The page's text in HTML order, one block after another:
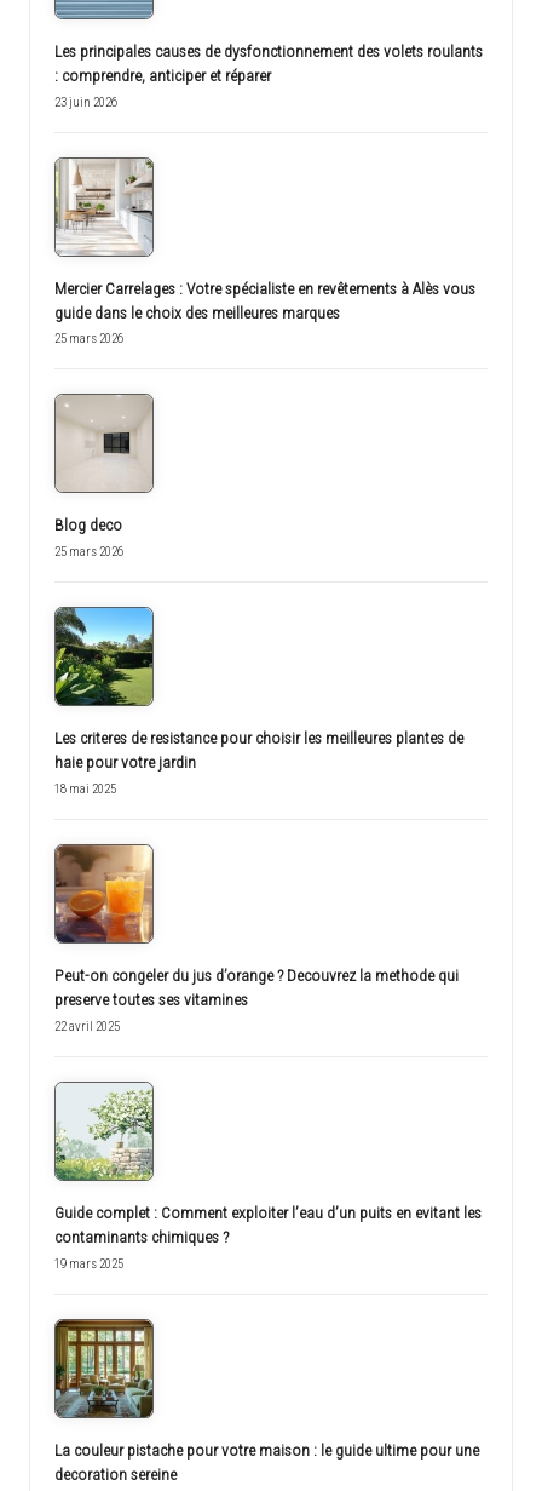
Les principales causes de dysfonctionnement des volets roulants
: comprendre, anticiper et réparer
23 juin 2026
Mercier Carrelages : Votre spécialiste en revêtements à Alès vous
guide dans le choix des meilleures marques
25 mars 2026
Blog deco
25 mars 2026
Les criteres de resistance pour choisir les meilleures plantes de
haie pour votre jardin
18 mai 2025
Peut-on congeler du jus d’orange ? Decouvrez la methode qui
preserve toutes ses vitamines
22 avril 2025
Guide complet : Comment exploiter l’eau d’un puits en evitant les
contaminants chimiques ?
19 mars 2025
La couleur pistache pour votre maison : le guide ultime pour une
decoration sereine